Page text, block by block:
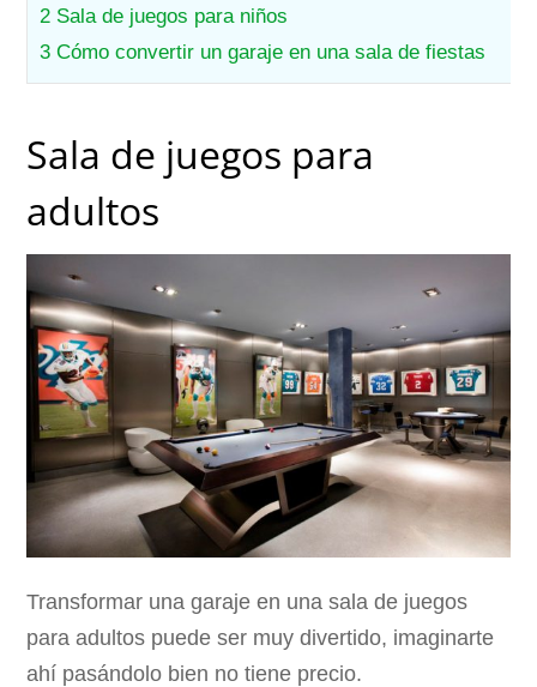
2 Sala de juegos para niños
3 Cómo convertir un garaje en una sala de fiestas
Sala de juegos para
adultos
Transformar una garaje en una sala de juegos
para adultos puede ser muy divertido, imaginarte
ahí pasándolo bien no tiene precio.